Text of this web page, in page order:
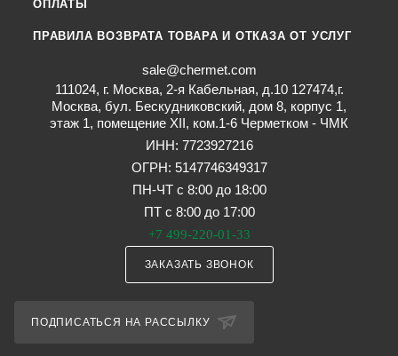
ОПЛАТЫ
ПРАВИЛА ВОЗВРАТА ТОВАРА И ОТКАЗА ОТ УСЛУГ
sale@chermet.com
111024, г. Москва, 2-я Кабельная, д.10 127474,г.
Москва, бул. Бескудниковский, дом 8, корпус 1,
этаж 1, помещение XII, ком.1-6 Черметком - ЧМК
ИНН: 7723927216
ОГРН: 5147746349317
ПН-ЧТ с 8:00 до 18:00
ПТ с 8:00 до 17:00
+7 499-220-01-33
ЗАКАЗАТЬ ЗВОНОК
ПОДПИСАТЬСЯ НА РАССЫЛКУ